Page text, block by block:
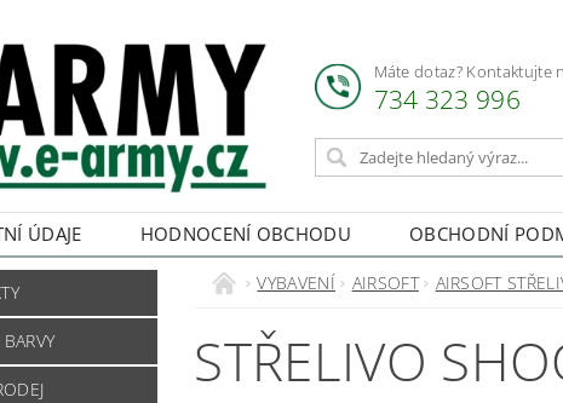
Máte dotaz? Kontaktujte
734 323 996
ÚDAJE HODNOCENÍ OBCHODU OBCHODNÍ
VYBAVENÍ AIRSOFT AIRSOFT
STŘELIVO